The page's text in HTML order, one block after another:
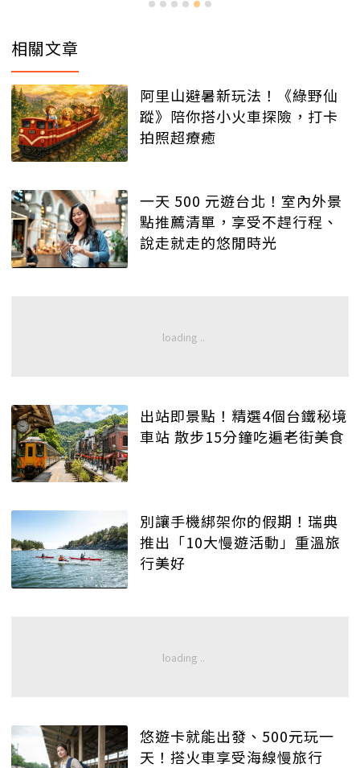
相關文章
阿里山避暑新玩法！《綠野仙
蹤》陪你搭小火車探險，打卡
拍照超療癒
一天 500 元遊台北！室內外景
點推薦清單，享受不趕行程、
說走就走的悠閒時光
出站即景點！精選4個台鐵秘境
車站 散步15分鐘吃遍老街美食
別讓手機綁架你的假期！瑞典
推出「10大慢遊活動」重溫旅
行美好
悠遊卡就能出發、500元玩一
天！搭火車享受海線慢旅行